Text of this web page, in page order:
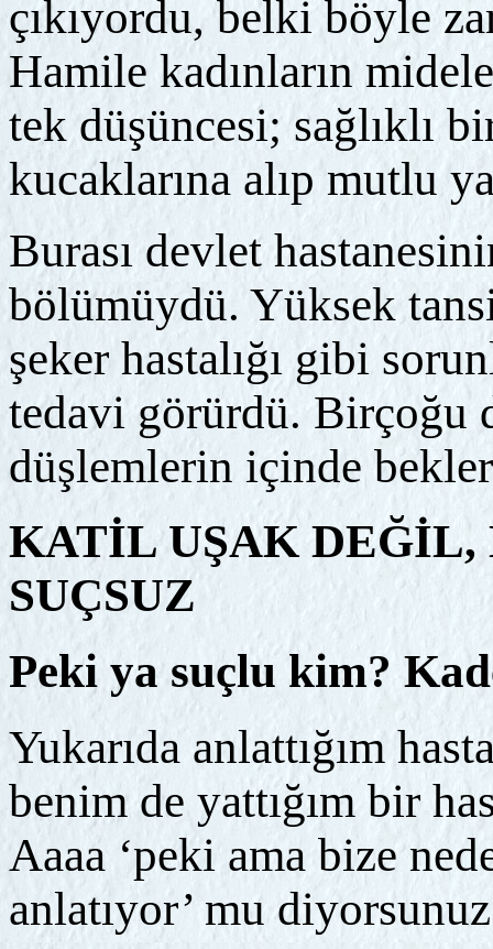
çıkıyordu, belki böyle
Hamile kadınların
tek düşüncesi; sağlıklı
kucaklarına alıp mutlu
Burası devlet
bölümüydü. Yüksek
şeker hastalığı gibi
tedavi görürdü. Birçoğu
düşlemlerin içinde
KATİL UŞAK
SUÇSUZ
Peki ya suçlu kim?
Yukarıda anlattığım
benim de yattığım bir
Aaaa ‘peki ama bize
anlatıyor’ mu